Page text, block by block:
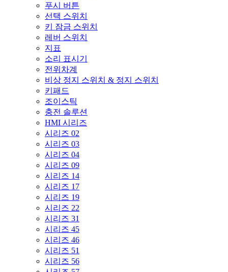
푸시 버튼
선택 스위치
키 잠금 스위치
레버 스위치
지표
소리 표시기
전위차계
비상 정지 스위치 & 정지 스위치
키패드
조이스틱
충전 솔루션
HMI 시리즈
시리즈 02
시리즈 03
시리즈 04
시리즈 09
시리즈 14
시리즈 17
시리즈 19
시리즈 22
시리즈 31
시리즈 45
시리즈 46
시리즈 51
시리즈 56